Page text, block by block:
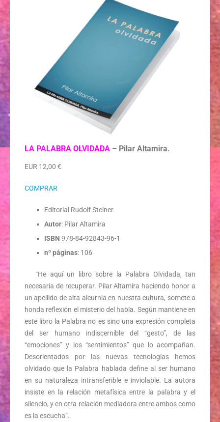
LA PALABRA OLVIDADA – Pilar Altamira.
EUR 12,00 €
COMPRAR
Editorial Rudolf Steiner
Autor: Pilar Altamira
ISBN 978-84-92843-96-1
nº páginas: 106
“He aquí un libro sobre la Palabra Olvidada, tan
necesaria de recuperar. Pilar Altamira haciendo honor a
un apellido de alta alcurnia en nuestra cultura, somete a
honda reflexión el misterio del habla. Según mantiene en
este libro la Palabra no es sino una expresión completa
del ser humano indiscernible del “gesto”, de las
“emociones” y los “sentimientos” que lo acompañan.
Desorientados por las nuevas tecnologías hemos
olvidado que la Palabra hablada define al ser humano
en su naturaleza intransferible e inviolable. La autora
insiste en la relación metafísica entre la palabra y el
silencio; y en otra relación mediadora entre ambos como
es la escucha”.